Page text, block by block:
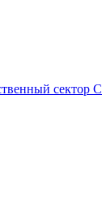
сектор